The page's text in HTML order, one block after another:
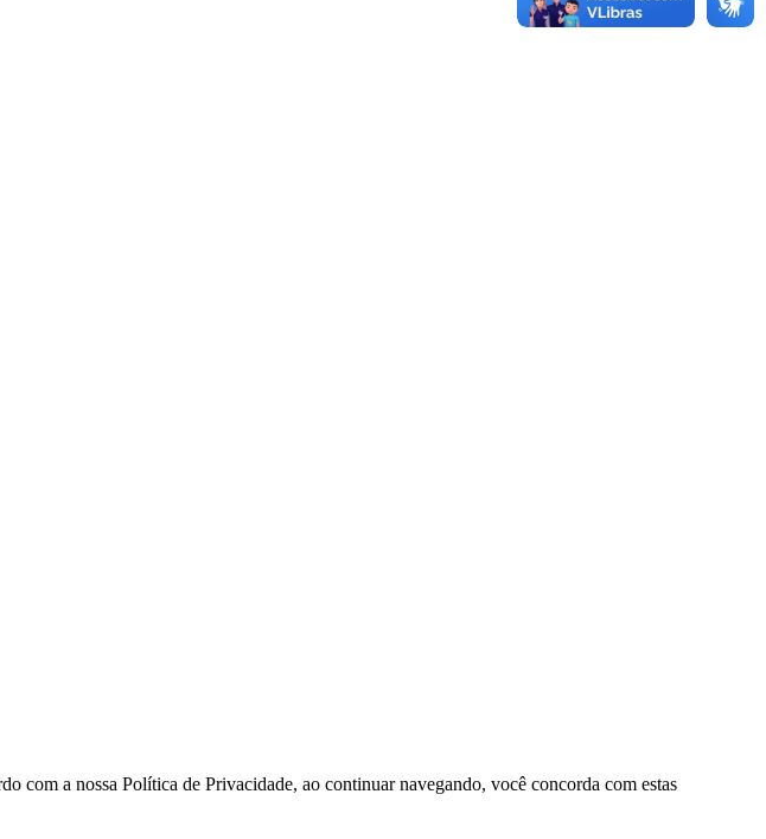
a nossa Política de Privacidade, ao continuar navegando, você concorda com estas